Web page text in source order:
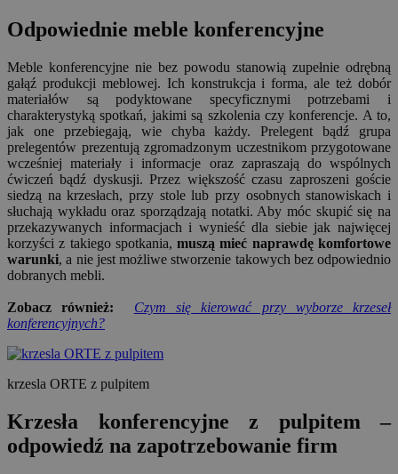
Odpowiednie meble konferencyjne
Meble konferencyjne nie bez powodu stanowią zupełnie odrębną
gałąź produkcji meblowej. Ich konstrukcja i forma, ale też dobór
materiałów są podyktowane specyficznymi potrzebami i
charakterystyką spotkań, jakimi są szkolenia czy konferencje. A to,
jak one przebiegają, wie chyba każdy. Prelegent bądź grupa
prelegentów prezentują zgromadzonym uczestnikom przygotowane
wcześniej materiały i informacje oraz zapraszają do wspólnych
ćwiczeń bądź dyskusji. Przez większość czasu zaproszeni goście
siedzą na krzesłach, przy stole lub przy osobnych stanowiskach i
słuchają wykładu oraz sporządzają notatki. Aby móc skupić się na
przekazywanych informacjach i wynieść dla siebie jak najwięcej
korzyści z takiego spotkania,muszą mieć naprawdę komfortowe
warunki, a nie jest możliwe stworzenie takowych bez odpowiednio
dobranych mebli.
Zobacz również:
Czym się kierować przy wyborze krzeseł
konferencyjnych?
krzesla ORTE z pulpitem
Krzesła konferencyjne z pulpitem –
odpowiedź na zapotrzebowanie firm